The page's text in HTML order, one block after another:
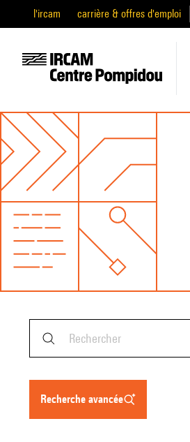
l'ircam carrière & offres d'emploi
recherche avancée